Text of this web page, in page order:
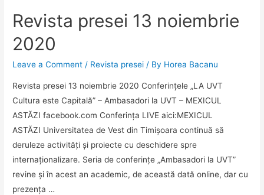
din
Timișoara
a
organizat
educația
premiat
Revista presei 13 noiembrie
2020
Leave a Comment / Revista presei / By Horea Bacanu
Revista presei 13 noiembrie 2020 Conferințele „LA UVT
Cultura este Capitală” – Ambasadori la UVT – MEXICUL
ASTĂZI facebook.com Conferința LIVE aici:MEXICUL
ASTĂZI Universitatea de Vest din Timișoara continuă să
deruleze activități și proiecte cu deschidere spre
internaționalizare. Seria de conferințe „Ambasadori la UVT”
revine și în acest an academic, de această dată online, dar cu
prezența …